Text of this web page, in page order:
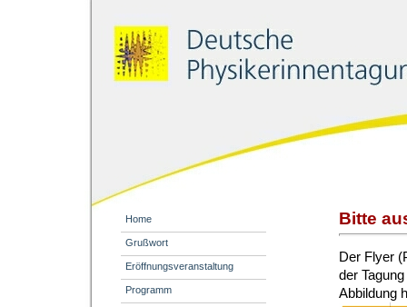
Home
Grußwort
Eröffnungsveranstaltung
Programm
Bitte
Der Flyer
der
Abbildung